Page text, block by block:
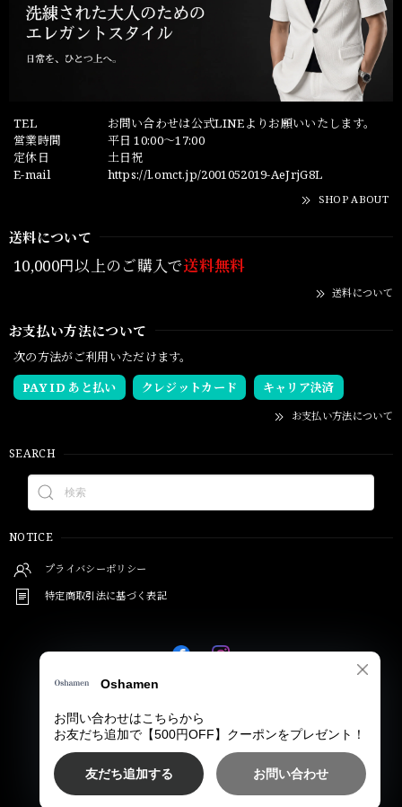
TEL
お問い合わせは公式LINEよりお願いいたします。
営業時間
平日 10:00～17:00
定休日
土日祝
E-mail
https://l.omct.jp/2001052019-AeJrjG8L
SHOP ABOUT
送料について
10,000円以上のご購入で送料無料
送料について
お支払い方法について
次の方法がご利用いただけます。
PAY ID あと払い
クレジットカード キャリア決済
お支払い方法について
SEARCH
NOTICE
プライバシーポリシー
特定商取引法に基づく表記
© Oshamen